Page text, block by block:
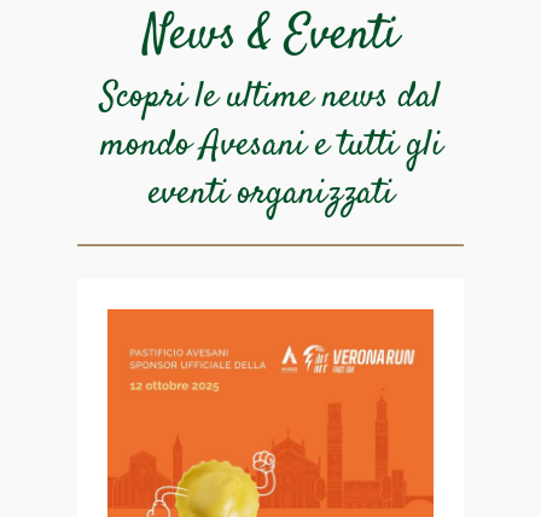
News & Eventi
Scopri le ultime news dal
mondo Avesani etutti gli
eventi organizzati